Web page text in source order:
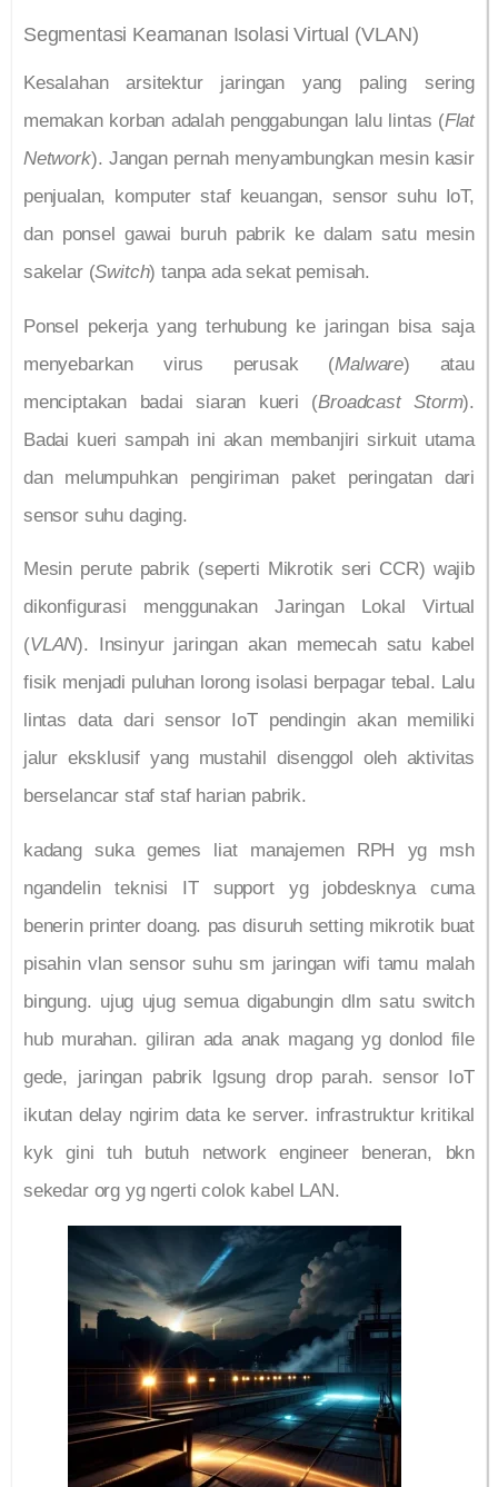
Segmentasi Keamanan Isolasi Virtual (VLAN)
Kesalahan arsitektur jaringan yang paling sering
memakan korban adalah penggabungan lalu lintas (Flat
Network). Jangan pernah menyambungkan mesin kasir
penjualan, komputer staf keuangan, sensor suhu IoT,
dan ponsel gawai buruh pabrik ke dalam satu mesin
sakelar (Switch) tanpa ada sekat pemisah.
Ponsel pekerja yang terhubung ke jaringan bisa saja
menyebarkan virus perusak (Malware) atau
menciptakan badai siaran kueri (Broadcast Storm).
Badai kueri sampah ini akan membanjiri sirkuit utama
dan melumpuhkan pengiriman paket peringatan dari
sensor suhu daging.
Mesin perute pabrik (seperti Mikrotik seri CCR) wajib
dikonfigurasi menggunakan Jaringan Lokal Virtual
(VLAN). Insinyur jaringan akan memecah satu kabel
fisik menjadi puluhan lorong isolasi berpagar tebal. Lalu
lintas data dari sensor IoT pendingin akan memiliki
jalur eksklusif yang mustahil disenggol oleh aktivitas
berselancar staf staf harian pabrik.
kadang suka gemes liat manajemen RPH yg msh
ngandelin teknisi IT support yg jobdesknya cuma
benerin printer doang. pas disuruh setting mikrotik buat
pisahin vlan sensor suhu sm jaringan wifi tamu malah
bingung. ujug ujug semua digabungin dlm satu switch
hub murahan. giliran ada anak magang yg donlod file
gede, jaringan pabrik lgsung drop parah. sensor IoT
ikutan delay ngirim data ke server. infrastruktur kritikal
kyk gini tuh butuh network engineer beneran, bkn
sekedar org yg ngerti colok kabel LAN.